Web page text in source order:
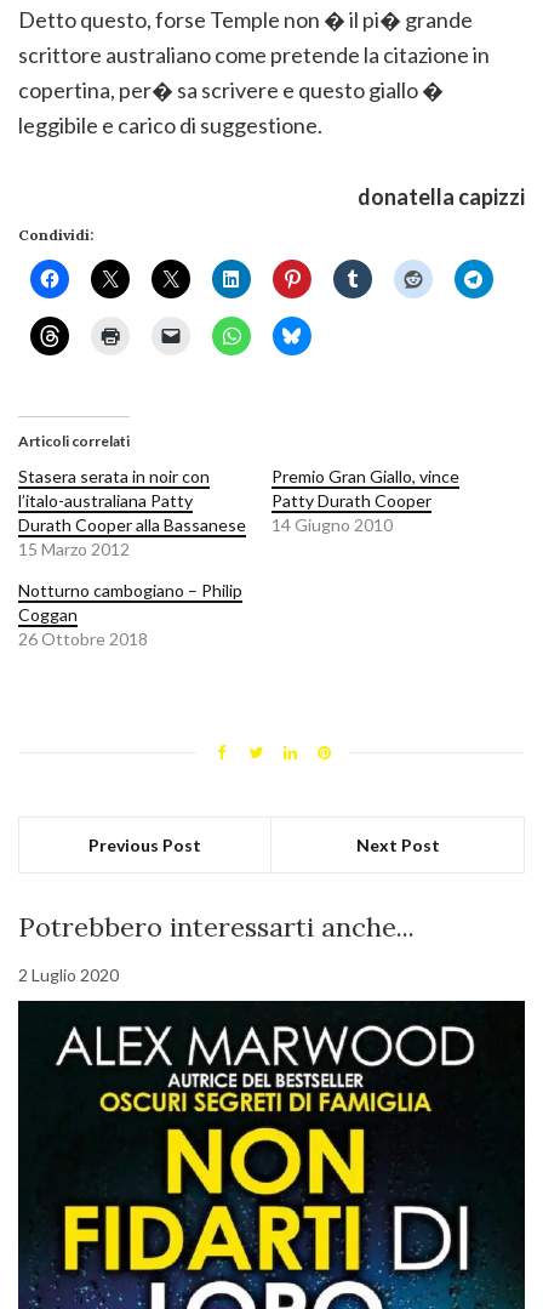
Detto questo, forse Temple non � il pi� grande
scrittore australiano come pretende la citazione in
copertina, per� sa scrivere e questo giallo �
leggibile e carico di suggestione.
donatella capizzi
Condividi:
Articoli correlati
Stasera serata in noir con
l’italo-australiana Patty
Durath Cooper alla Bassanese
15 Marzo 2012
Premio Gran Giallo, vince
Patty Durath Cooper
14 Giugno 2010
Notturno cambogiano – Philip
Coggan
26 Ottobre 2018
Previous Post Next Post
Potrebbero interessarti anche...
2 Luglio 2020